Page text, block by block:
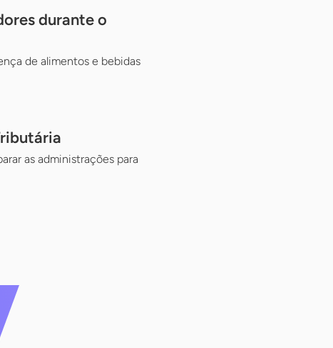
durante o
de alimentos e bebidas
as administrações para